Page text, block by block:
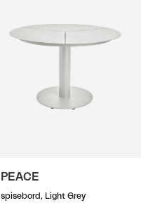
PEACE
spisebord, Light Grey